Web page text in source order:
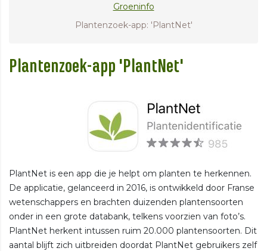
Groeninfo
Plantenzoek-app: 'PlantNet'
Plantenzoek-app 'PlantNet'
PlantNet is een app die je helpt om planten te herkennen.
De applicatie, gelanceerd in 2016, is ontwikkeld door Franse
wetenschappers en brachten duizenden plantensoorten
onder in een grote databank, telkens voorzien van foto’s.
PlantNet herkent intussen ruim 20.000 plantensoorten. Dit
aantal blijft zich uitbreiden doordat PlantNet gebruikers zelf